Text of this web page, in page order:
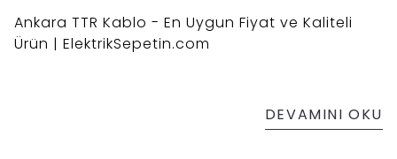
Ankara TTR Kablo - En Uygun Fiyat ve Kaliteli
Ürün | ElektrikSepetin.com
DEVAMINI OKU